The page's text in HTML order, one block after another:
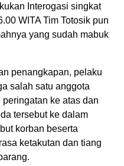
Interogasi singkat
WITA Tim Totosik pun
yang sudah mabuk
penangkapan, pelaku
salah satu anggota
ke atas dan
tersebut ke dalam
korban beserta
ketakutan dan tiang